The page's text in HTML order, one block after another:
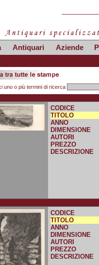
Antiquari Aziende
uno o più termini di ricerca
CODICE
TITOLO
ANNO
DIMENSIONE
AUTORI
PREZZO
DESCRIZIONE
CODICE
TITOLO
ANNO
DIMENSIONE
AUTORI
PREZZO
DESCRIZIONE